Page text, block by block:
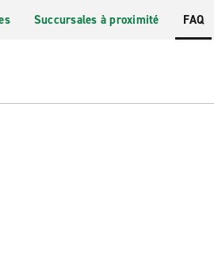
Succursales à proximité FAQ